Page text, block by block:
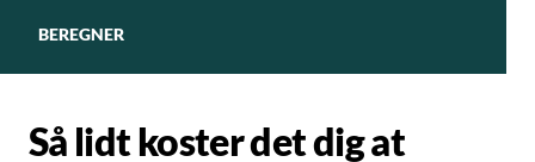
BEREGNER
Så lidt koster det dig at